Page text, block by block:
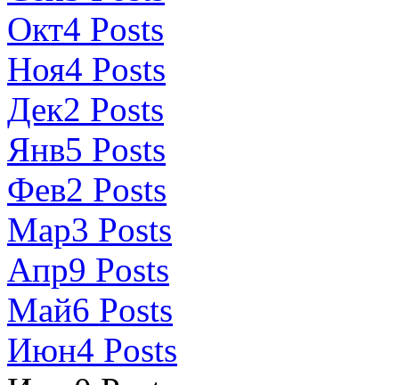
Окт4 Posts
Ноя4 Posts
Дек2 Posts
Янв5 Posts
Фев2 Posts
Мар3 Posts
Апр9 Posts
Май6 Posts
Июн4 Posts